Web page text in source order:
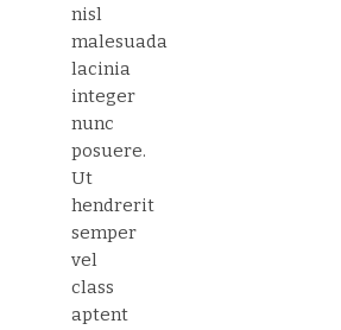
nisl
malesuada
lacinia
integer
nunc
posuere.
Ut
hendrerit
semper
vel
class
aptent